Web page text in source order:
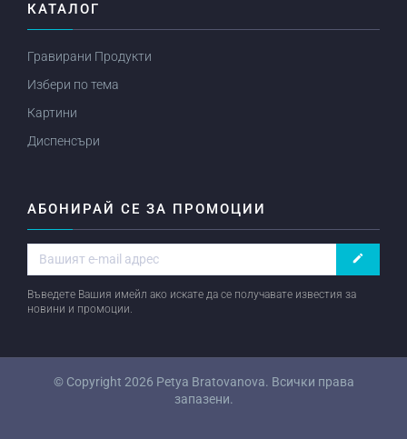
КАТАЛОГ
Гравирани Продукти
Избери по тема
Картини
Диспенсъри
АБОНИРАЙ СЕ ЗА ПРОМОЦИИ
create
Въведете Вашия имейл ако искате да се получавате известия за
новини и промоции.
© Copyright 2026 Petya Bratovanova. Всички права
запазени.